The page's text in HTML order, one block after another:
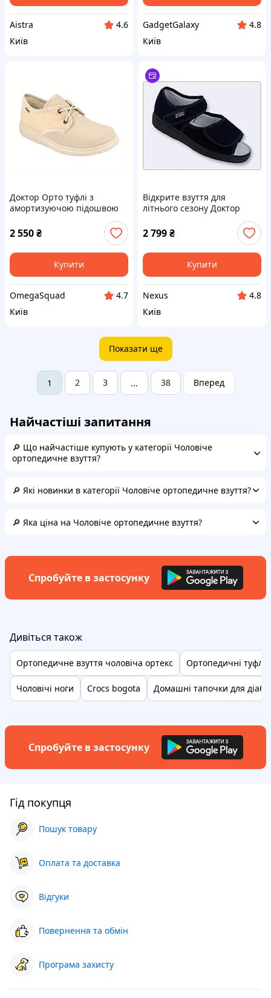
Aistra
4.6
Київ
GadgetGalaxy
4.8
Київ
Доктор Орто туфлі з
амортизуючою підошвою
45 розмір беж, 875KK4031
2 550₴
Купити
OmegaSquad
4.7
Київ
Відкрите взуття для
літнього сезону Доктор
2 799₴
Купити
Nexus
4.8
Київ
Показати ще
1 2 3 ... 38 Вперед
Найчастіші запитання
🔎 Що найчастіше купують у категорії Чоловіче
ортопедичне взуття?
🔎 Які новинки в категорії Чоловіче ортопедичне взуття?
🔎 Яка ціна на Чоловіче ортопедичне взуття?
Спробуйте в застосунку
Дивіться також
Ортопедичне взуття чоловіча ортекс Ортопедичні туфлі
Чоловічі ноги Crocs bogota Домашні тапочки для
Спробуйте в застосунку
Гід покупця
Пошук товару
Оплата та доставка
Відгуки
Повернення та обмін
Програма захисту